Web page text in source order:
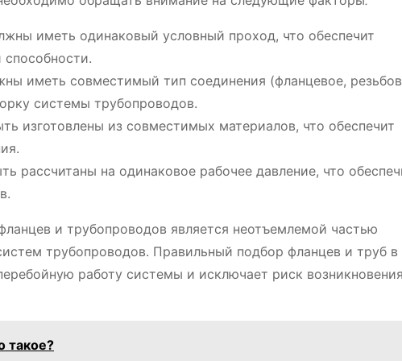
иметь одинаковый условный проход, что обеспечит
иметь совместимый тип соединения (фланцевое,
системы трубопроводов.
изготовлены из совместимых материалов, что обеспечит
рассчитаны на одинаковое рабочее давление, что
и трубопроводов является неотъемлемой частью
трубопроводов. Правильный подбор фланцев и труб в
работу системы и исключает риск возникновения
такое?